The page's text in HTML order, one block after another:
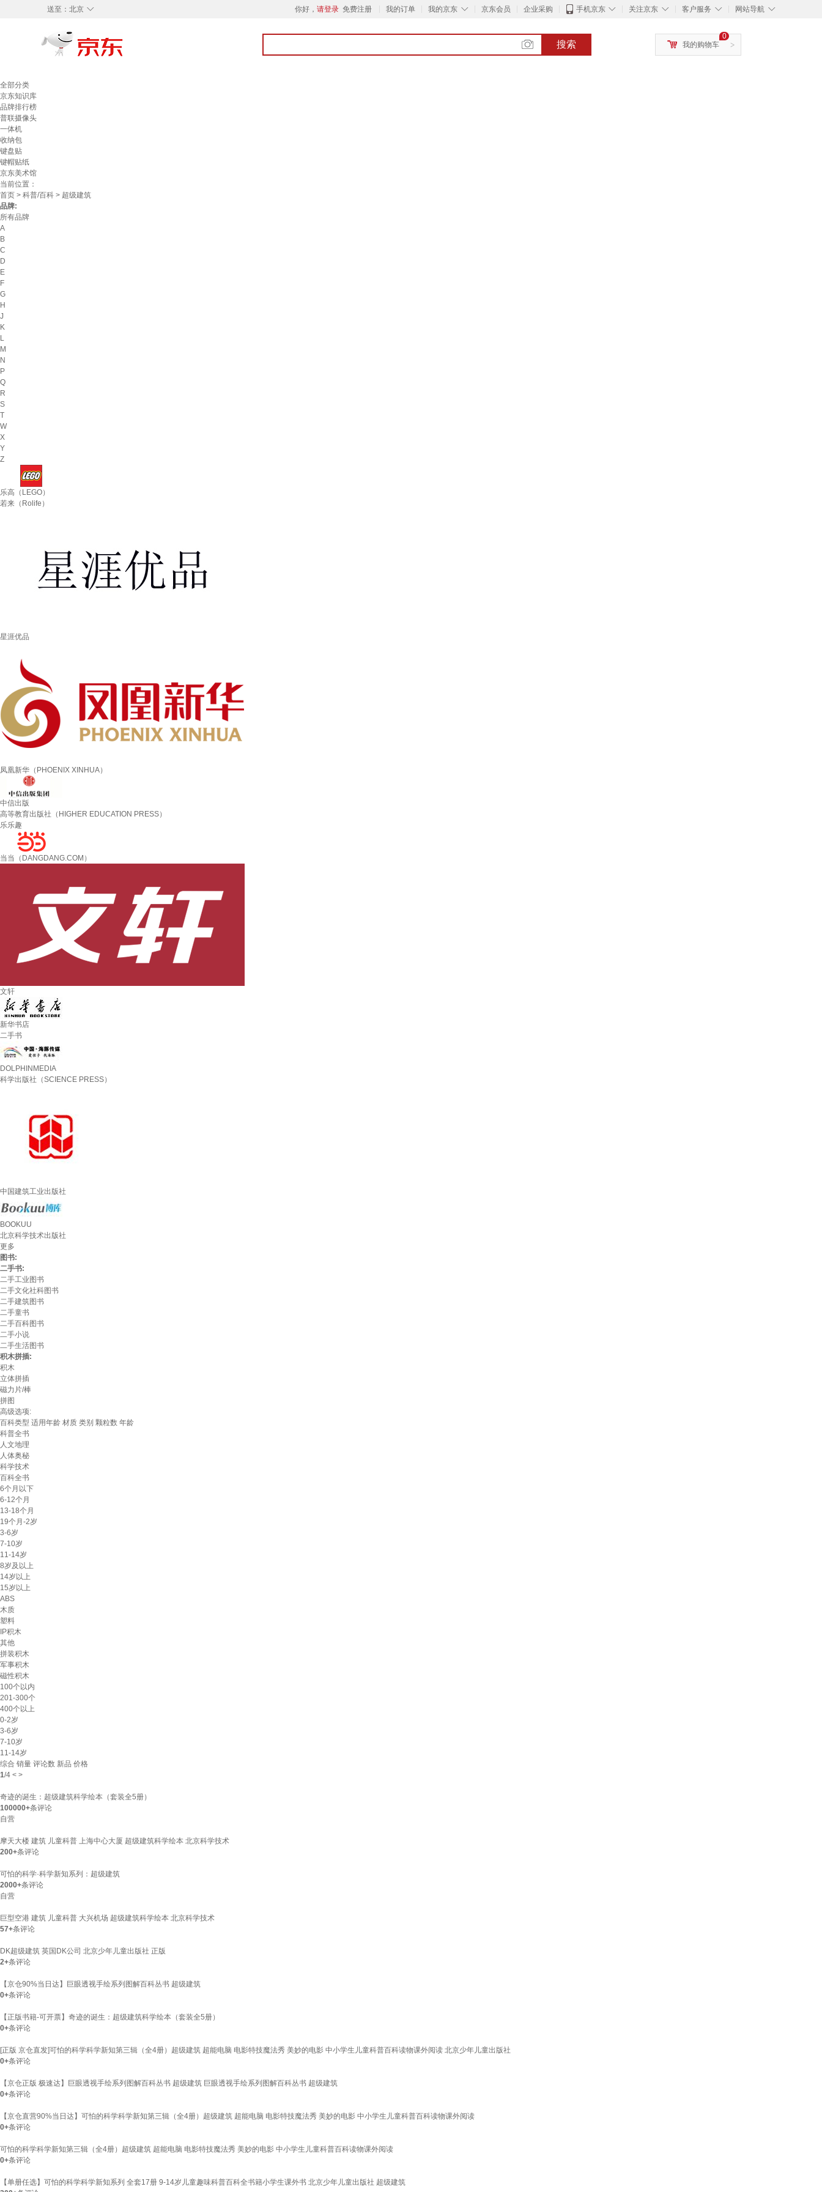
◇
送至： 北京 你好， 请登录 免费注册 我的订单 ◇
我的京东 京东会员 企业采购 ◇
手机京东 ◇
关注京东 ◇
客户服务 ◇
网站导航
搜索 >
0
我的购物车
全部分类
京东知识库
品牌排行榜
普联摄像头
一体机
收纳包
键盘贴
键帽贴纸
京东美术馆
当前位置：
首页 > 科普/百科 > 超级建筑
品牌:
所有品牌
A
B
C
D
E
F
G
H
J
K
L
M
N
P
Q
R
S
T
W
X
Y
Z
乐高（LEGO）
若来（Rolife）
星涯优品
凤凰新华（PHOENIX XINHUA）
中信出版
高等教育出版社（HIGHER EDUCATION PRESS）
乐乐趣
当当（DANGDANG.COM）
文轩
新华书店
二手书
DOLPHINMEDIA
科学出版社（SCIENCE PRESS）
中国建筑工业出版社
BOOKUU
北京科学技术出版社
更多
图书:
二手书:
二手工业图书
二手文化社科图书
二手建筑图书
二手童书
二手百科图书
二手小说
二手生活图书
积木拼插:
积木
立体拼插
磁力片/棒
拼图
高级选项:
百科类型 适用年龄 材质 类别 颗粒数 年龄
科普全书
人文地理
人体奥秘
科学技术
百科全书
6个月以下
6-12个月
13-18个月
19个月-2岁
3-6岁
7-10岁
11-14岁
8岁及以上
14岁以上
15岁以上
ABS
木质
塑料
IP积木
其他
拼装积木
军事积木
磁性积木
100个以内
201-300个
400个以上
0-2岁
3-6岁
7-10岁
11-14岁
综合 销量 评论数 新品 价格
1/4 < >
奇迹的诞生：超级建筑科学绘本（套装全5册）
100000+条评论
自营
摩天大楼 建筑 儿童科普 上海中心大厦 超级建筑科学绘本 北京科学技术
200+条评论
可怕的科学·科学新知系列：超级建筑
2000+条评论
自营
巨型空港 建筑 儿童科普 大兴机场 超级建筑科学绘本 北京科学技术
57+条评论
DK超级建筑 英国DK公司 北京少年儿童出版社 正版
2+条评论
【京仓90%当日达】巨眼透视手绘系列图解百科丛书 超级建筑
0+条评论
【正版书籍-可开票】奇迹的诞生：超级建筑科学绘本（套装全5册）
0+条评论
[正版 京仓直发]可怕的科学科学新知第三辑（全4册）超级建筑 超能电脑 电影特技魔法秀 美妙的电影 中小学生儿童科普百科读物课外阅读 北京少年儿童出版社
0+条评论
【京仓正版 极速达】巨眼透视手绘系列图解百科丛书 超级建筑 巨眼透视手绘系列图解百科丛书 超级建筑
0+条评论
【京仓直营90%当日达】可怕的科学科学新知第三辑（全4册）超级建筑 超能电脑 电影特技魔法秀 美妙的电影 中小学生儿童科普百科读物课外阅读
0+条评论
可怕的科学科学新知第三辑（全4册）超级建筑 超能电脑 电影特技魔法秀 美妙的电影 中小学生儿童科普百科读物课外阅读
0+条评论
【单册任选】可怕的科学科学新知系列 全套17册 9-14岁儿童趣味科普百科全书籍小学生课外书 北京少年儿童出版社 超级建筑